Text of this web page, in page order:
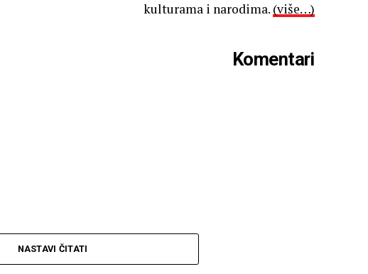
kulturama i narodima. (više…)
Komentari
NASTAVI ČITATI